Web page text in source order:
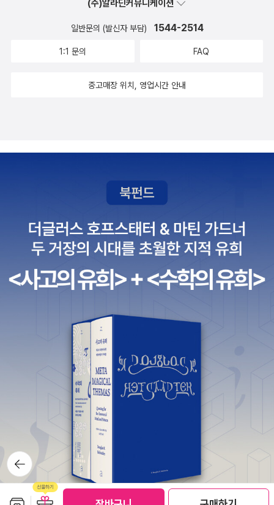
뒤로가
기
(주)알라딘커뮤니케이션
일반문의 (발신자 부담) 1544-2514
1:1 문의 FAQ
중고매장 위치, 영업시간 안내